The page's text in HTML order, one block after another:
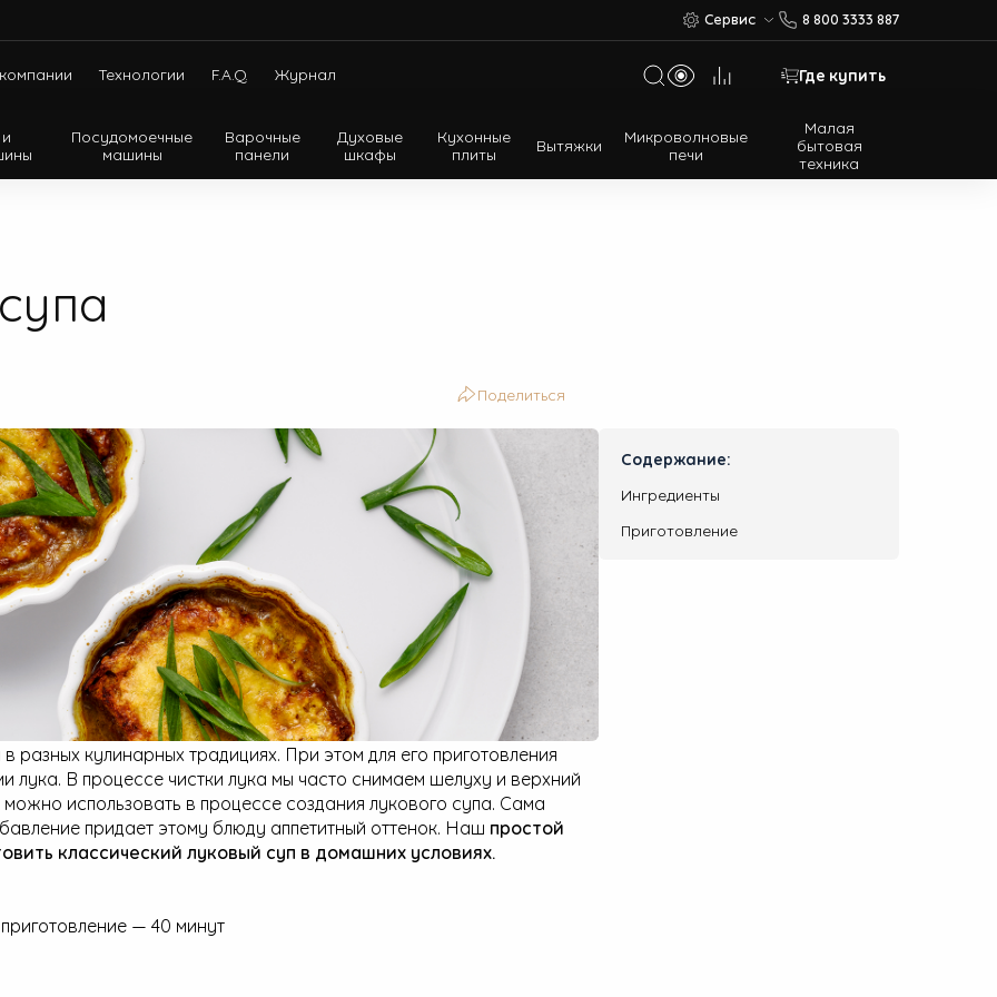
Сервис 8 800 3333 887
Технологии F.A.Q. Журнал Где купить
Посудомоечные
машины
Варочные
панели
Духовые
шкафы
Кухонные
плиты Вытяжки Микроволновые
печи
Малая
бытовая
техника
Холодильники с нижней морозильной камерой
Многодверные холодильники
Поделиться
разных кулинарных традициях. При этом для его приготовления
лука. В процессе чистки лука мы часто снимаем шелуху и верхний
использовать в процессе создания лукового супа. Сама
придает этому блюду аппетитный оттенок. Наш простой
классический луковый суп в домашних условиях.
— 40 минут
Содержание:
Ингредиенты
Приготовление